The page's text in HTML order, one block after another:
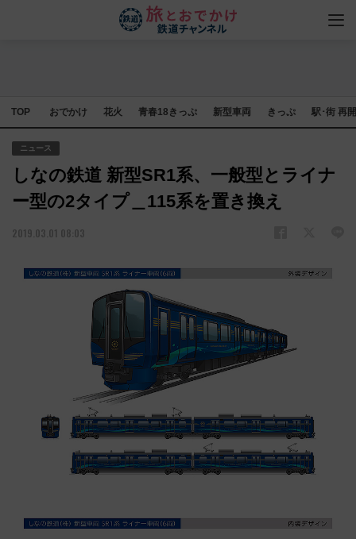
TOP おでかけ 花火 青春18きっぷ 新型車両 きっぷ 駅･街 再
ニュース
しなの鉄道 新型SR1系、一般型とライナ
ー型の2タイプ＿115系を置き換え
2019.03.01 08:03